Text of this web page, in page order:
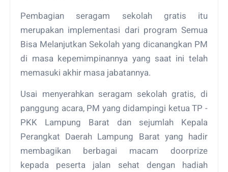
Pembagian seragam sekolah gratis itu
merupakan implementasi dari program Semua
Bisa Melanjutkan Sekolah yang dicanangkan PM
di masa kepemimpinannya yang saat ini telah
memasuki akhir masa jabatannya.
Usai menyerahkan seragam sekolah gratis, di
panggung acara, PM yang didampingi ketua TP -
PKK Lampung Barat dan sejumlah Kepala
Perangkat Daerah Lampung Barat yang hadir
membagikan berbagai macam doorprize
kepada peserta jalan sehat dengan hadiah